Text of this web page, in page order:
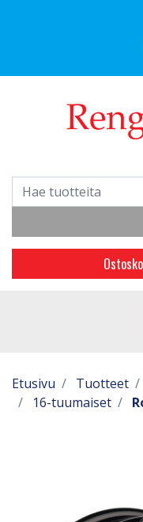
Etusivu Tuotteet
16-tuumaiset